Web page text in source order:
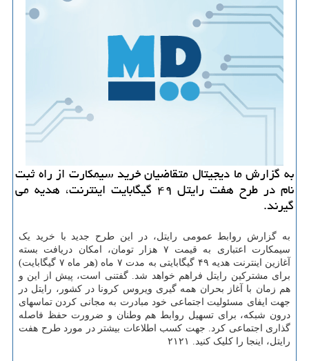
به گزارش ما دیجیتال متقاضیان خرید سیمکارت از راه ثبت
نام در طرح هفت رایتل ۴۹ گیگابایت اینترنت، هدیه می
گیرند.
به گزارش روابط عمومی رایتل، در این طرح جدید با خرید یک
سیمکارت اعتباری به قیمت ۷ هزار تومان، امکان دریافت بسته
آغازین اینترنت هدیه ۴۹ گیگابایتی به مدت ۷ ماه (هر ماه ۷ گیگابایت)
برای مشترکین رایتل فراهم خواهد شد. گفتنی است، پیش از این و
هم زمان با آغاز بحران همه گیری ویروس کرونا در کشور، رایتل در
جهت ایفای مسئولیت اجتماعی خود مبادرت به مجانی کردن تماسهای
درون شبکه، برای تسهیل روابط هم وطنان و ضرورت حفظ فاصله
گذاری اجتماعی کرد. جهت کسب اطلاعات بیشتر در مورد طرح هفت
رایتل، اینجا را کلیک کنید. ۲۱۲۱